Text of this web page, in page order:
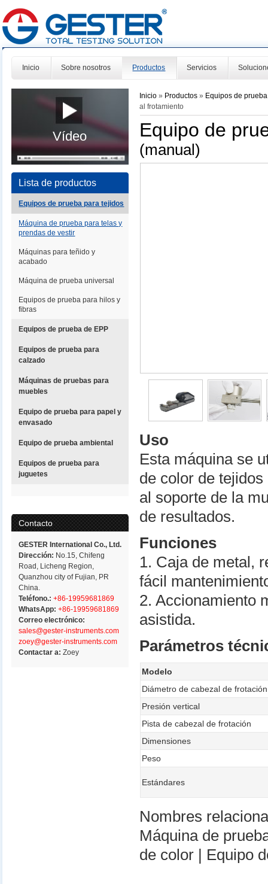
Inicio Sobre nosotros Productos Servicios
Vídeo
Lista de productos
Equipos de prueba para tejidos
Máquina de prueba para telas y
prendas de vestir
Máquinas para teñido y
acabado
Máquina de prueba universal
Equipos de prueba para hilos y
fibras
Equipos de prueba de EPP
Equipos de prueba para
calzado
Máquinas de pruebas para
muebles
Equipo de prueba para papel y
envasado
Equipo de prueba ambiental
Equipos de prueba para
juguetes
Contacto
GESTER International Co., Ltd.
Dirección: No.15, Chifeng
Road, Licheng Region,
Quanzhou city of Fujian, PR
China.
Teléfono.: +86-19959681869
WhatsApp: +86-19959681869
Correo electrónico:
sales@gester-instruments.com
zoey@gester-instruments.com
Contactar a:Zoey
Inicio » Productos» Equipos de
al frotamiento
Equipo de
(manual)
Uso
Esta máquina se
de color de
al soporte de la
de resultados.
Funciones
1. Caja de metal,
fácil
2. Accionamiento
asistida.
Parámetros
Modelo
Diámetro de cabezal de frotación
Presión vertical
Pista de cabezal de frotación
Dimensiones
Peso
Estándares
Nombres
Máquina de
de color | Equipo